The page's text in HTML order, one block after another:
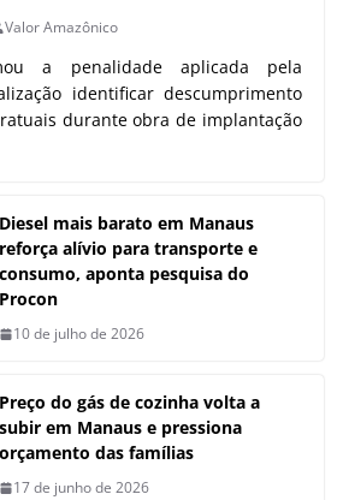
Valor Amazônico
a penalidade aplicada pela
identificar descumprimento
durante obra de implantação
Diesel mais barato em Manaus
reforça alívio para transporte e
consumo, aponta pesquisa do
Procon
10 de julho de 2026
Preço do gás de cozinha volta a
subir em Manaus e pressiona
orçamento das famílias
17 de junho de 2026